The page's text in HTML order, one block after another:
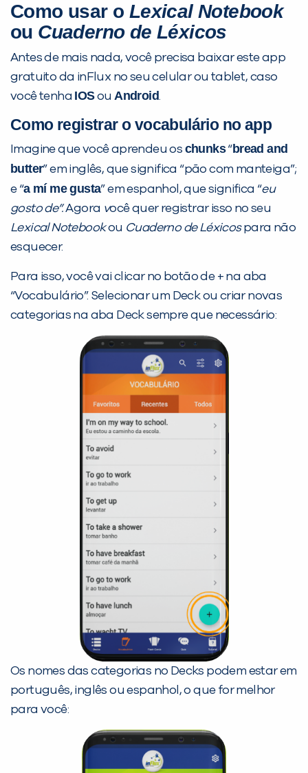
Como usar o Lexical Notebook
ou Cuaderno de Léxicos
Antes de mais nada, você precisa baixar este app
gratuito da inFlux no seu celular ou tablet, caso
você tenha IOSouAndroid.
Como registrar o vocabulário no app
Imagine que você aprendeu os chunks“bread and
butter” em inglês, que significa “pão com manteiga”;
e “a mí me gusta” em espanhol, que significa “eu
gosto de”.Agora você quer registrar isso no seu
Lexical Notebookou Cuaderno de Léxicospara não
esquecer.
Para isso, você vai clicar no botão de + na aba
“Vocabulário”. Selecionar um Deck ou criar novas
categorias na aba Deck sempre que necessário:
Os nomes das categorias no Decks podem estar em
português, inglês ou espanhol, o que for melhor
para você:
VOLTAR